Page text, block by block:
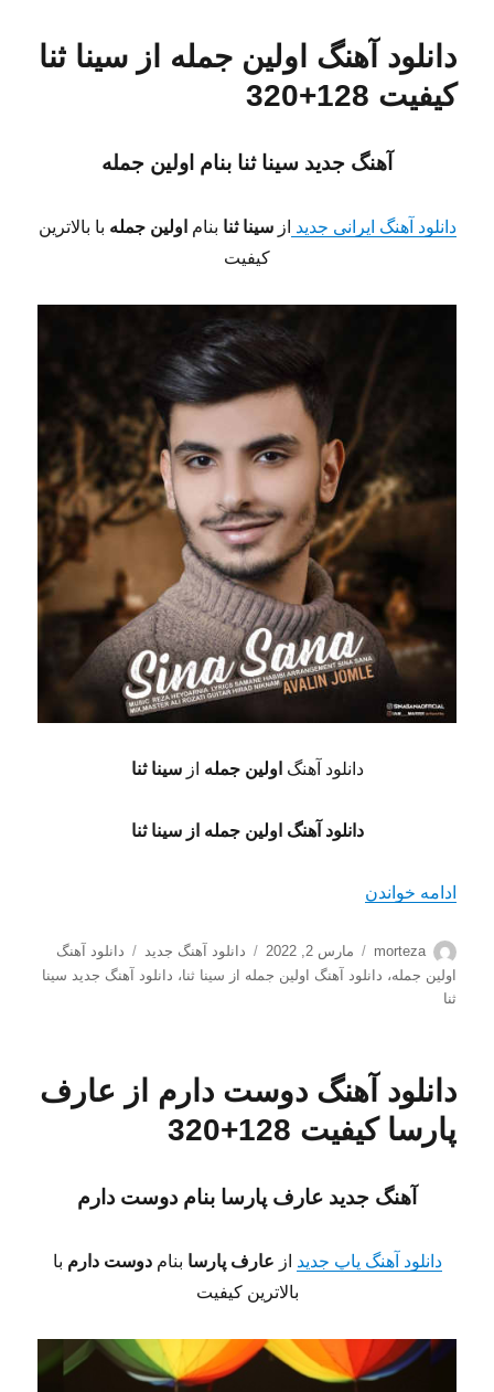
دانلود آهنگ اولین جمله از سینا ثنا
کیفیت 128+320
آهنگ جدید سینا ثنا بنام اولین جمله
دانلود آهنگ ایرانی جدید ازسینا ثنا بنام اولین جمله با بالاترین
کیفیت
دانلود آهنگ اولین جمله ازسینا ثنا
دانلود آهنگ اولین جمله از سینا ثنا
ادامه خواندن
نویسنده
morteza
ارسال
شده
مارس 2, 2022 دسته‌ها
دانلود آهنگ جدید برچسب‌ها
دانلود آهنگ
اولین جمله، دانلود آهنگ اولین جمله از سینا ثنا، دانلود آهنگ جدید سینا
ثنا
دانلود آهنگ دوست دارم از عارف
پارسا کیفیت 128+320
آهنگ جدید عارف پارسا بنام دوست دارم
دانلود آهنگ پاپ جدید از عارف پارسا بنامدوست دارم با
بالاترین کیفیت